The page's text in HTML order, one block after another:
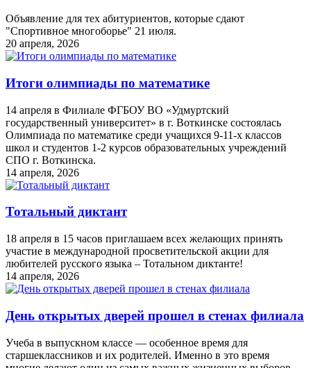
Объявление для тех абитуриентов, которые сдают
"Спортивное многоборье" 21 июля.
20 апреля, 2026
Итоги олимпиады по математике
14 апреля в Филиале ФГБОУ ВО «Удмуртский
государственный университет» в г. Воткинске состоялась
Олимпиада по математике среди учащихся 9-11-х классов
школ и студентов 1-2 курсов образовательных учреждений
СПО г. Воткинска.
14 апреля, 2026
Тотальный диктант
18 апреля в 15 часов приглашаем всех желающих принять
участие в международной просветительской акции для
любителей русского языка – Тотальном диктанте!
14 апреля, 2026
День открытых дверей прошел в стенах филиала
Учеба в выпускном классе — особенное время для
старшеклассников и их родителей. Именно в это время